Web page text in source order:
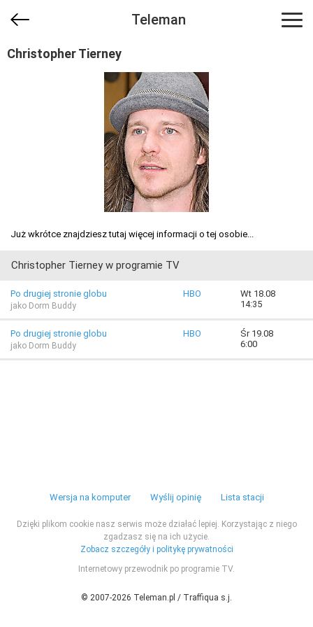
Teleman
Christopher Tierney
Już wkrótce znajdziesz tutaj więcej informacji o tej osobie...
Christopher Tierney w programie TV
Po drugiej stronie globu
jako Dorm Buddy
HBO
Wt 18.08
14:35
Po drugiej stronie globu
jako Dorm Buddy
HBO
Śr 19.08
6:00
Wersja na komputer Wyślij opinię Lista stacji
Dzięki plikom cookie nasz serwis może działać lepiej. Korzystając z niego
zgadzasz się na ich użycie.
Zobacz szczegóły i politykę prywatności
Internetowy przewodnik po programie TV.
© 2007-2026 Teleman.pl / Traffiqua s.j.